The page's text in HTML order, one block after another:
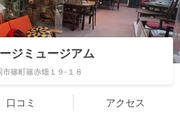
ジミュージアム
篠町篠赤畑１９-１８
口コミ アクセス